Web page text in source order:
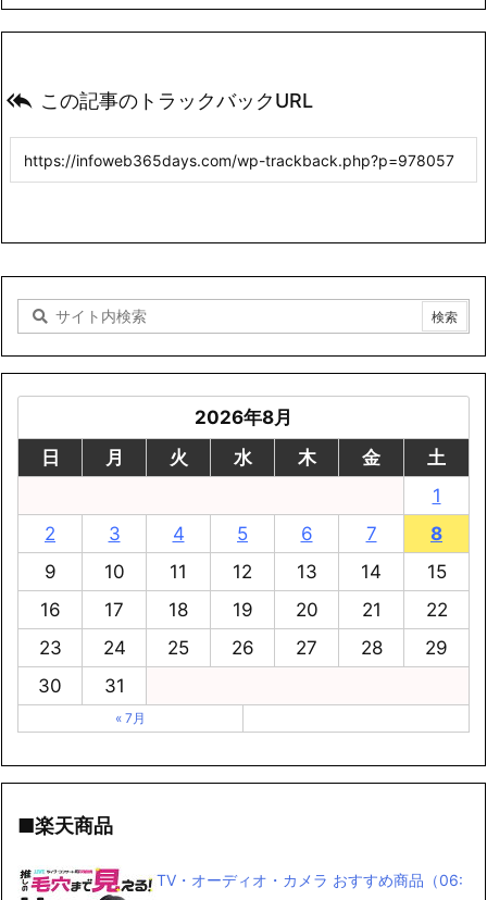
 この記事のトラックバックURL
2026年8月
日
月 火 水 木 金
土
1
2
3 4 5 6 7
8
9
10 11 12 13 14
15
16
17 18 19 20 21
22
23
24 25 26 27 28
29
30
31
« 7月
■楽天商品
TV・オーディオ・カメラ おすすめ商品（06: